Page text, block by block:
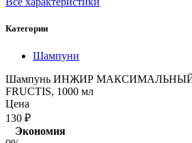
Категории
Шампуни
Шампунь ИНЖИР МАКСИМАЛЬНЫЙ
FRUСTIS, 1000 мл
Цена
130 ₽
Экономия